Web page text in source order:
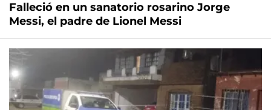
Falleció en un sanatorio rosarino Jorge
Messi, el padre de Lionel Messi